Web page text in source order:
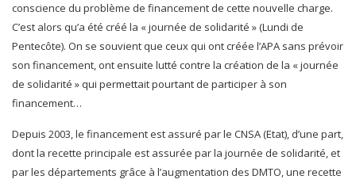
conscience du problème de financement de cette nouvelle charge.
C’est alors qu’a été créé la « journée de solidarité » (Lundi de
Pentecôte). On se souvient que ceux qui ont créée l’APA sans prévoir
son financement, ont ensuite lutté contre la création de la « journée
de solidarité » qui permettait pourtant de participer à son
financement…
Depuis 2003, le financement est assuré par le CNSA (Etat), d’une part,
dont la recette principale est assurée par la journée de solidarité, et
par les départements grâce à l’augmentation des DMTO, une recette